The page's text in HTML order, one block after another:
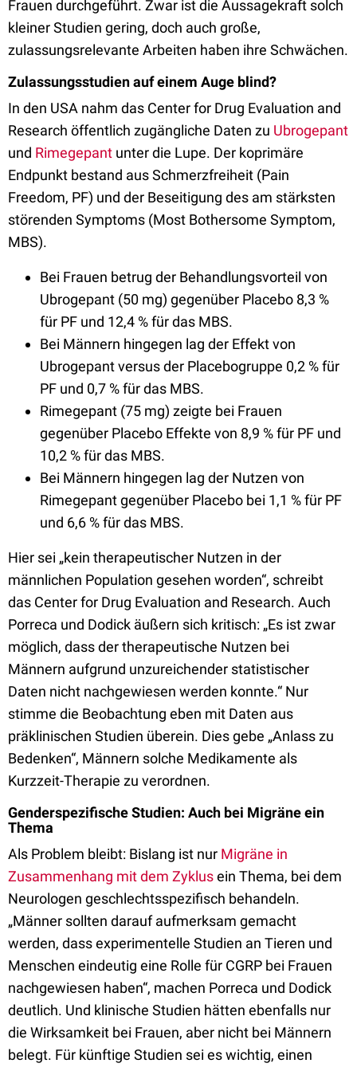
Frauen durchgeführt. Zwar ist die Aussagekraft solch
kleiner Studien gering, doch auch große,
zulassungsrelevante Arbeiten haben ihre Schwächen.
Zulassungsstudien auf einem Auge blind?
In den USA nahm das Center for Drug Evaluation and
Research öffentlich zugängliche Daten zu Ubrogepant
und Rimegepant unter die Lupe. Der koprimäre
Endpunkt bestand aus Schmerzfreiheit (Pain
Freedom, PF) und der Beseitigung des am stärksten
störenden Symptoms (Most Bothersome Symptom,
MBS).
Bei Frauen betrug der Behandlungsvorteil von
Ubrogepant (50 mg) gegenüber Placebo 8,3 %
für PF und 12,4 % für das MBS.
Bei Männern hingegen lag der Effekt von
Ubrogepant versus der Placebogruppe 0,2 % für
PF und 0,7 % für das MBS.
Rimegepant (75 mg) zeigte bei Frauen
gegenüber Placebo Effekte von 8,9 % für PF und
10,2 % für das MBS.
Bei Männern hingegen lag der Nutzen von
Rimegepant gegenüber Placebo bei 1,1 % für PF
und 6,6 % für das MBS.
Hier sei „kein therapeutischer Nutzen in der
männlichen Population gesehen worden“, schreibt
das Center for Drug Evaluation and Research. Auch
Porreca und Dodick äußern sich kritisch: „Es ist zwar
möglich, dass der therapeutische Nutzen bei
Männern aufgrund unzureichender statistischer
Daten nicht nachgewiesen werden konnte.“ Nur
stimme die Beobachtung eben mit Daten aus
präklinischen Studien überein. Dies gebe „Anlass zu
Bedenken“, Männern solche Medikamente als
Kurzzeit-Therapie zu verordnen.
Genderspezifische Studien: Auch bei Migräne ein
Thema
Als Problem bleibt: Bislang ist nur Migräne in
Zusammenhang mit dem Zyklusein Thema, bei dem
Neurologen geschlechtsspezifisch behandeln.
„Männer sollten darauf aufmerksam gemacht
werden, dass experimentelle Studien an Tieren und
Menschen eindeutig eine Rolle für CGRP bei Frauen
nachgewiesen haben“, machen Porreca und Dodick
deutlich. Und klinische Studien hätten ebenfalls nur
die Wirksamkeit bei Frauen, aber nicht bei Männern
belegt. Für künftige Studien sei es wichtig, einen